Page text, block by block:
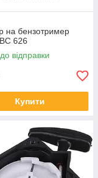
на бензотример
626
відправки
Купити